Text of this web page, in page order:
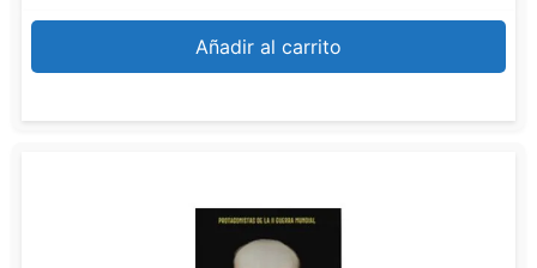
Añadir al carrito